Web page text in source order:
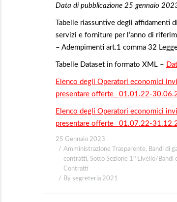
Data di pubblicazione 25 gennaio
Tabelle riassuntive degli affidamenti
servizi e forniture per l’anno di
– Adempimenti art.1 comma 32
Tabelle Dataset in formato XML –
Elenco degli Operatori economici
presentare offerte_ 01.01.22-
Elenco degli Operatori economici
presentare offerte_ 01.07.22-
25 Gennaio 2023
Amministrazione Trasparente, Bandi di
contratti, Sotto Sezione 1° Livello/Bandi
Contratti
By segreteria 2021